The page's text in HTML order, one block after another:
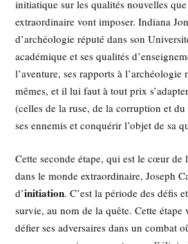
initiatique sur les qualités nouvelles
extraordinaire vont imposer. Indiana
d’archéologie réputé dans son
académique et ses qualités
l’aventure, ses rapports à
mêmes, et il lui faut à tout prix
(celles de la ruse, de la corruption et
ses ennemis et conquérir l’objet de sa
Cette seconde étape, qui est le cœur de
dans le monde extraordinaire, Joseph
d’initiation. C’est la période des défis
survie, au nom de la quête. Cette étape
défier ses adversaires dans un combat